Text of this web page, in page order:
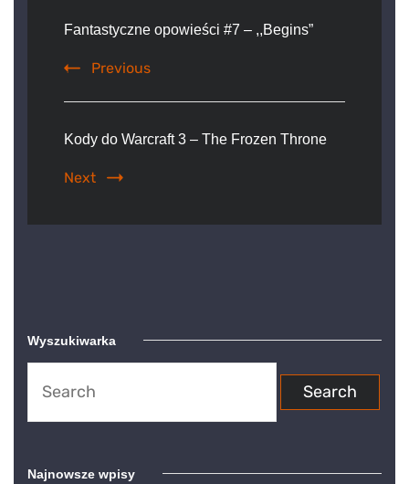
Navigation
Fantastyczne opowieści #7 – ,,Begins”
Previous
Kody do Warcraft 3 – The Frozen Throne
Next
Wyszukiwarka
Najnowsze wpisy